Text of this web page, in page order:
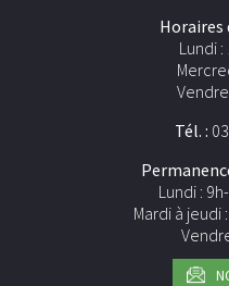
Horaires
Lundi :
Tél. :
Lundi :
Mardi à jeudi